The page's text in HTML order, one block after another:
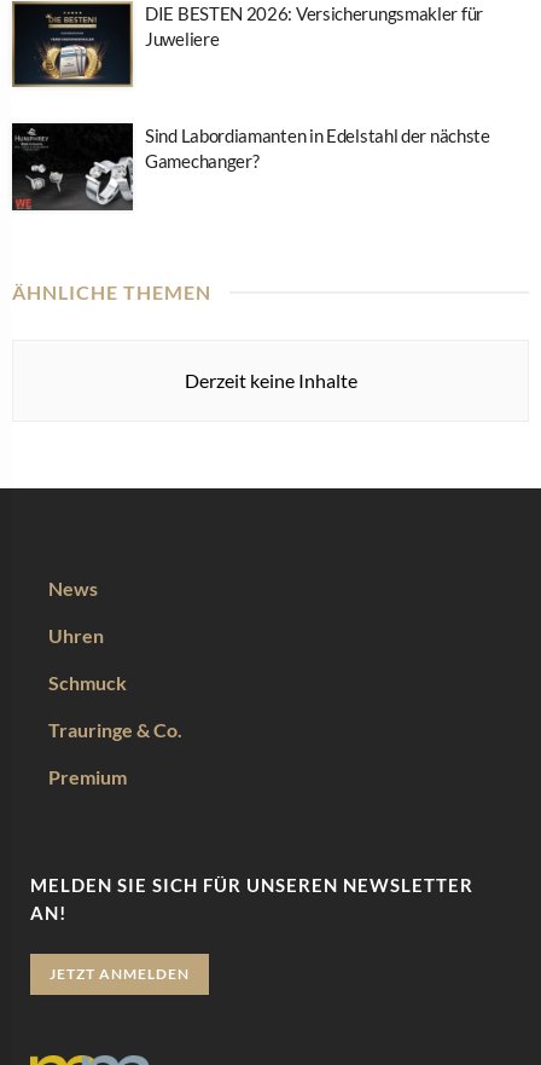
DIE BESTEN 2026: Versicherungsmakler für
Juweliere
Sind Labordiamanten in Edelstahl der nächste
Gamechanger?
ÄHNLICHE THEMEN
Derzeit keine Inhalte
News
Uhren
Schmuck
Trauringe & Co.
Premium
MELDEN SIE SICH FÜR UNSEREN NEWSLETTER
AN!
JETZT ANMELDEN